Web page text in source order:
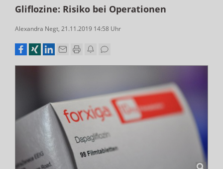
Gliflozine: Risiko bei Operationen
Alexandra Negt, 21.11.2019 14:58 Uhr